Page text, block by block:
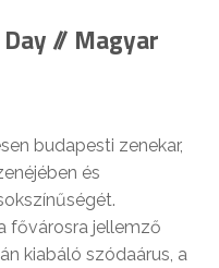
// Magyar
budapesti zenekar,
és
fővárosra jellemző
kiabáló szódaárus, a